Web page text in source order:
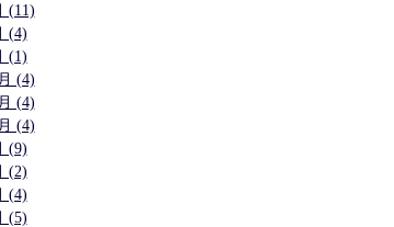
(11)
(4)
(1)
(4)
(4)
(4)
(9)
(2)
(4)
(5)